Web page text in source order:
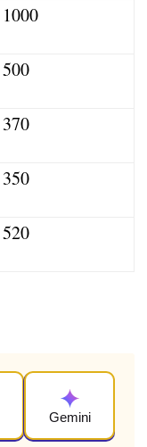
1000
500
370
350
520
Gemini